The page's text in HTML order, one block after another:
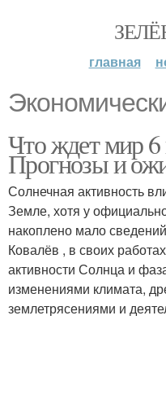
главная
Что ждет мир 6
Прогнозы и
Солнечная активность
Земле, хотя у
накоплено мало
Ковалёв , в своих
активности Солнца и
изменениями климата,
землетрясениями и